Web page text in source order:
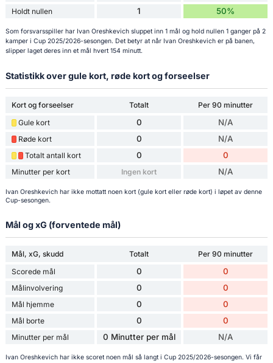
Holdt nullen 1 50%
Som forsvarsspiller har Ivan Oreshkevich sluppet inn 1 mål og hold nullen 1 ganger på 2
kamper i Cup 2025/2026-sesongen. Det betyr at når Ivan Oreshkevich er på banen,
slipper laget deres inn et mål hvert 154 minutt.
Statistikk over gule kort, røde kort og forseelser
Kort og forseelser Totalt
Per 90 minutter
Gule kort
0 N/A
Røde kort 0 N/A
Totalt antall kort 0 0
Minutter per kort Ingen kort N/A
Ivan Oreshkevich har ikke mottatt noen kort (gule kort eller røde kort) i løpet av denne
Cup-sesongen.
Mål og xG (forventede mål)
Mål, xG, skudd Totalt
Per 90 minutter
Scorede mål
0 0
Målinvolvering 0 0
Mål hjemme 0 0
Mål borte 0 0
Minutter per mål 0 Minutter per mål N/A
Ivan Oreshkevich har ikke scoret noen mål så langt i Cup 2025/2026-sesongen. Vi får